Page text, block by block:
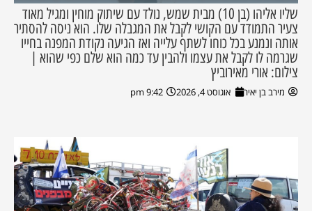
שליו אליהו (בן 10) מבית שמש, נולד עם שיתוק מוחין ומגיל מאוד
צעיר התמודד עם הקושי לקבל את המגבלה שלו. הוא ניסה להסתיר
אותה ונמנע בכל כוחו לשתף עלייה ואז הגיעה נקודת המפנה בחייו
שגרמה לו לקבל את עצמו ולהבין עד כמה הוא שלם כפי שהוא |
צילום: אורי מאירוביץ
מירב בן יאיר אוגוסט 4, 2026 9:42 pm